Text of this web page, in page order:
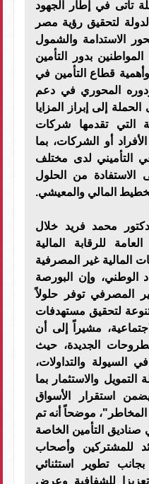
تأتى في إطار الجهود
لتحقيق رؤية مصر
الاستدامة والشمول
بدور التأمين
وأهمية قطاع التأمين في
ودوره المحوري في دعم
إلى إبراز المزايا
التي تقدمها شركات
أو الشركات، بما
التأميني لدى مختلف
الاستفادة من الحلول
المالي والمعيشي.
محمد فريد خلال
للرقابة المالية
المالية غير المصرفية
الوطني، وإن البورصة
المصرفي توفر حلولاً
لتحقيق مستهدفات
مشيراً إلى أن
الجديدة، حيث
السيولة والتداولات،
والاستثمار بما
استقرار الأسواق
موضحاً أنه تم
صناديق التأمين الخاصة
للمشتركين وأصحاب
تطوير استثنائي
للشفافية وعرض